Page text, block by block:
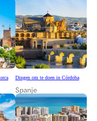
Dingen om te doen in Córdoba
Spanje